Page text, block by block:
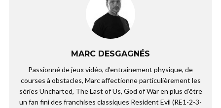
MARC DESGAGNÉS
Passionné de jeux vidéo, d’entrainement physique, de
courses à obstacles, Marc affectionne particulièrement les
séries Uncharted, The Last of Us, God of War en plus d’être
un fan fini des franchises classiques Resident Evil (RE1-2-3-